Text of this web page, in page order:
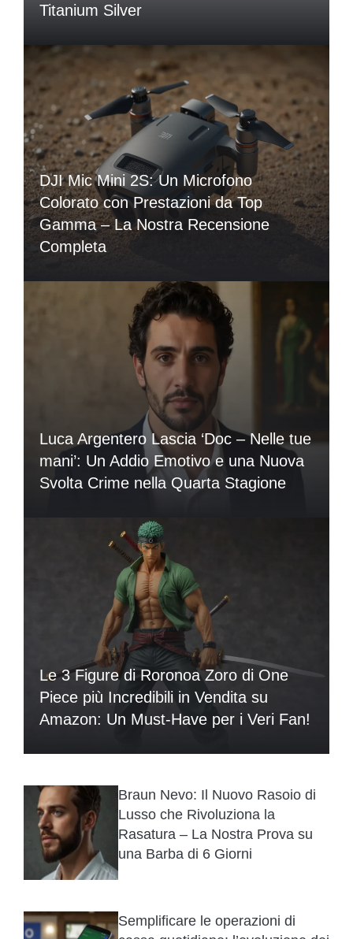
Titanium Silver
DJI Mic Mini 2S: Un Microfono
Colorato con Prestazioni da Top
Gamma – La Nostra Recensione
Completa
Luca Argentero Lascia ‘Doc – Nelle tue
mani’: Un Addio Emotivo e una Nuova
Svolta Crime nella Quarta Stagione
Le 3 Figure di Roronoa Zoro di One
Piece più Incredibili in Vendita su
Amazon: Un Must-Have per i Veri Fan!
Braun Nevo: Il Nuovo Rasoio di
Lusso che Rivoluziona la
Rasatura – La Nostra Prova su
una Barba di 6 Giorni
Semplificare le operazioni di